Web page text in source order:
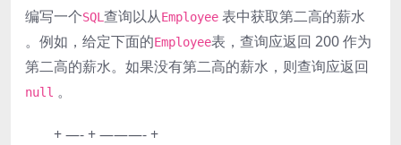
编写一个SQL 查询以从Employee 表中获取第二高的薪水
。例如，给定下面的Employee表，查询应返回 200 作为
第二高的薪水。如果没有第二高的薪水，则查询应返回
null 。
+ —- + ———- +